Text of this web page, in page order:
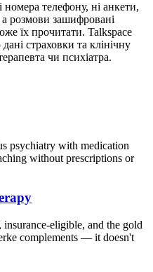
телефону, ні анкети,
розмови зашифровані
їх прочитати. Talkspace
страховки та клінічну
чи психіатра.
psychiatry with medication
without prescriptions or
eligible, and the gold
complements — it doesn't